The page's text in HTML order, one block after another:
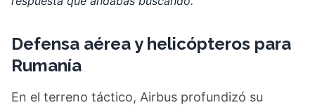
Defensa aérea y helicópteros para
Rumanía
En el terreno táctico, Airbus profundizó su